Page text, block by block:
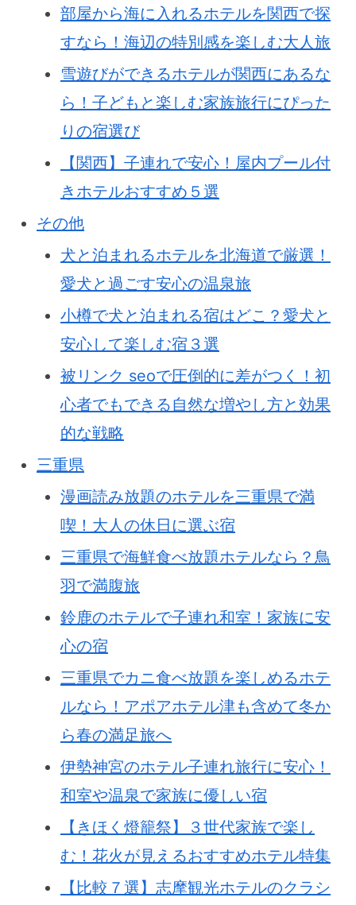
部屋から海に入れるホテルを関西で探
すなら！海辺の特別感を楽しむ大人旅
雪遊びができるホテルが関西にあるな
ら！子どもと楽しむ家族旅行にぴった
りの宿選び
【関西】子連れで安心！屋内プール付
きホテルおすすめ５選
その他
犬と泊まれるホテルを北海道で厳選！
愛犬と過ごす安心の温泉旅
小樽で犬と泊まれる宿はどこ？愛犬と
安心して楽しむ宿３選
被リンク seoで圧倒的に差がつく！初
心者でもできる自然な増やし方と効果
的な戦略
三重県
漫画読み放題のホテルを三重県で満
喫！大人の休日に選ぶ宿
三重県で海鮮食べ放題ホテルなら？鳥
羽で満腹旅
鈴鹿のホテルで子連れ和室！家族に安
心の宿
三重県でカニ食べ放題を楽しめるホテ
ルなら！アポアホテル津も含めて冬か
ら春の満足旅へ
伊勢神宮のホテル子連れ旅行に安心！
和室や温泉で家族に優しい宿
【きほく燈籠祭】３世代家族で楽し
む！花火が見えるおすすめホテル特集
【比較７選】志摩観光ホテルのクラシ